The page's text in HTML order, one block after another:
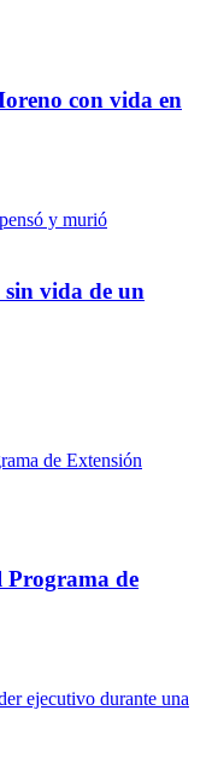
con vida en
vida de un
Programa de